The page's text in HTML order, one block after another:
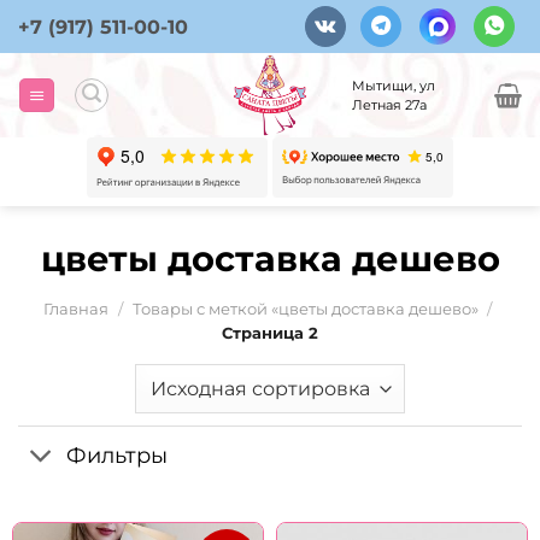
Skip
content
+7 (917) 511-00-10
Мытищи, ул
Летная 27а
цветы доставка дешево
Главная / Товары с меткой «цветы доставка дешево» /
Страница 2
Фильтры